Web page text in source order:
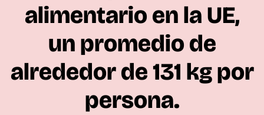
alimentario en la UE,
un promedio de
alrededor de 131 kg por
persona.